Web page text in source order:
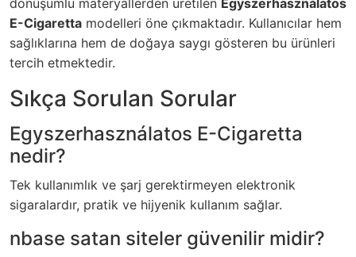
dönüşümlü materyallerden üretilen Egyszerhasználatos
E-Cigaretta modelleri öne çıkmaktadır. Kullanıcılar hem
sağlıklarına hem de doğaya saygı gösteren bu ürünleri
tercih etmektedir.
Sıkça Sorulan Sorular
Egyszerhasználatos E-Cigaretta
nedir?
Tek kullanımlık ve şarj gerektirmeyen elektronik
sigaralardır, pratik ve hijyenik kullanım sağlar.
nbase satan siteler güvenilir midir?